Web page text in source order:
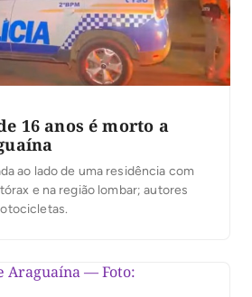
16 anos é morto a
ao lado de uma residência com
e na região lombar; autores